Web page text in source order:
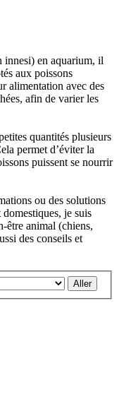
innesi) en aquarium, il
aux poissons
alimentation avec des
afin de varier les
quantités plusieurs
permet d’éviter la
puissent se nourrir
ou des solutions
je suis
être animal (chiens,
des conseils et